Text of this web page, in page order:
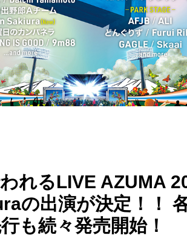
れるLIVE AZUMA
の出演が決定！！
も続々発売開始！